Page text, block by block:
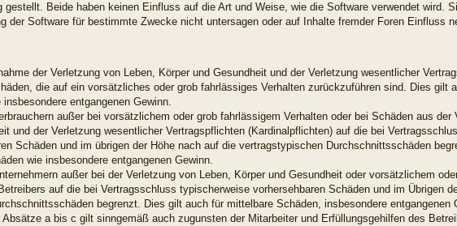
gestellt. Beide haben keinen Einfluss auf die Art und Weise, wie die Software verwendet wird.
der Software für bestimmte Zwecke nicht untersagen oder auf Inhalte fremder Foren Einfluss
der Verletzung von Leben, Körper und Gesundheit und der Verletzung wesentlicher
die auf ein vorsätzliches oder grob fahrlässiges Verhalten zurückzuführen sind. Dies gilt
entgangenen Gewinn.
außer bei vorsätzlichem oder grob fahrlässigem Verhalten oder bei Schäden aus der
und der Verletzung wesentlicher Vertragspflichten (Kardinalpflichten) auf die bei
Schäden und im übrigen der Höhe nach auf die vertragstypischen Durchschnittsschäden
wie insbesondere entgangenen Gewinn.
außer bei der Verletzung von Leben, Körper und Gesundheit oder vorsätzlichem
auf die bei Vertragsschluss typischerweise vorhersehbaren Schäden und im Übrigen
begrenzt. Dies gilt auch für mittelbare Schäden, insbesondere entgangenen
Absätze a bis c gilt sinngemäß auch zugunsten der Mitarbeiter und Erfüllungsgehilfen des